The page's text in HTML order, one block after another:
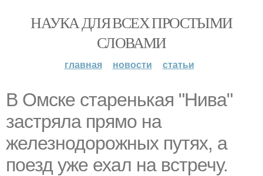
НАУКА ДЛЯ ВСЕХ ПРОСТЫМИ
СЛОВАМИ
главная новости статьи
В Омске старенькая "Нива"
застряла прямо на
железнодорожных путях, а
поезд уже ехал на встречу.